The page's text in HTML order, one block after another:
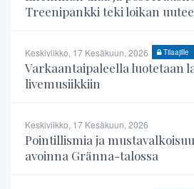
Treenipankki teki loikan
Keskiviikko, 17 Kesäkuun, 2026 Tilaajille
Varkaantaipaleella luotetaan
livemusiikkiin
Keskiviikko, 17 Kesäkuun, 2026
Pointillismia ja
avoinna Gränna-talossa